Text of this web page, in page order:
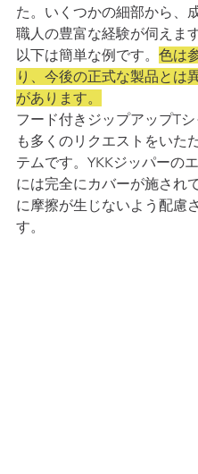
た。いくつかの細部から、
職人の豊富な経験が伺えます
以下は簡単な例です。 色は
り、今後の正式な製品とは
があります。
フード付きジップアップT
も多くのリクエストをいた
テムです。YKKジッパーの
には完全にカバーが施され
に摩擦が生じないよう配慮
す。